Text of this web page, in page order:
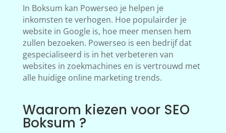
In Boksum kan Powerseo je helpen je
inkomsten te verhogen. Hoe populairder je
website in Google is, hoe meer mensen hem
zullen bezoeken. Powerseo is een bedrijf dat
gespecialiseerd is in het verbeteren van
websites in zoekmachines en is vertrouwd met
alle huidige online marketing trends.
Waarom kiezen voor SEO
Boksum ?